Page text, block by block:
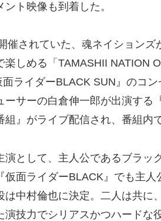
ト映像も到着した。
催されていた、魂ネイション
楽しめる「TAMASHII NATION
ライダーBLACK SUN』のコ
ーサーの⽩倉伸⼀郎が出演する
組』がライブ配信され、番組内
演として、主⼈公であるブラッ
仮⾯ライダーBLACK』でも主
は中村倫也に決定。⼆⼈は共
演技⼒でシリアスかつハードな